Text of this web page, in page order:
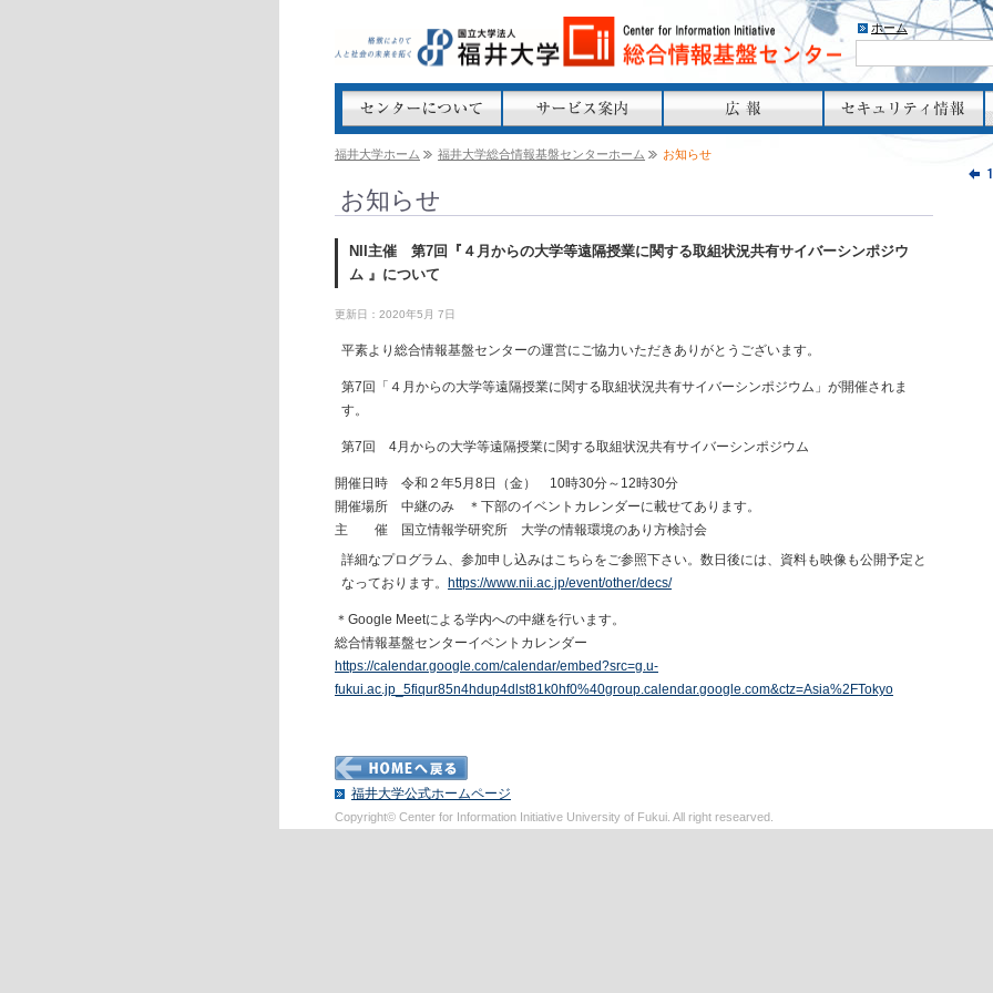
ホーム
福井大学ホーム 福井大学総合情報基盤センターホーム お知らせ
お知らせ
NII主催 第7回『４月からの大学等遠隔授業に関する取組状況共有サイバーシンポジウ
ム 』について
更新日：2020年5月 7日
平素より総合情報基盤センターの運営にご協力いただきありがとうございます。
第7 回「４月からの大学等遠隔授業に関する取組状況共有サイバーシンポジウム」が開催されま
す。
第7回 4月からの大学等遠隔授業に関する取組状況共有サイバーシンポジウム
開催日時 令和２年5月8日（金） 10時30分～12時30分
開催場所 中継のみ ＊下部のイベントカレンダーに載せてあります。
主 催 国立情報学研究所 大学の情報環境のあり方検討会
詳細なプログラム、参加申し込みはこちらをご参照下さい。数日後には、資料も映像も公開予定と
なっております。 https://www.nii.ac.jp/event/other/decs/
＊Google Meetによる学内への中継を行います。
総合情報基盤センターイベントカレンダー
https://calendar.google.com/calendar/embed?src=g.u-
fukui.ac.jp_5fiqur85n4hdup4dlst81k0hf0%40group.calendar.google.com&ctz=Asia%2FTokyo
福井大学公式ホームページ
Copyright© Center for Information Initiative University of Fukui. All right researved.